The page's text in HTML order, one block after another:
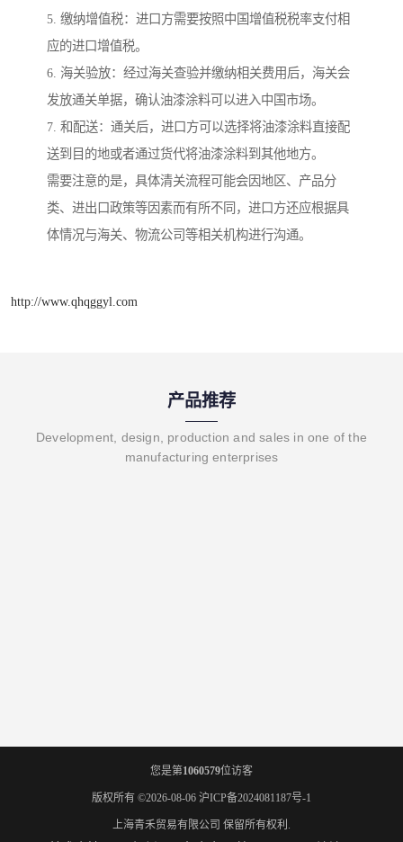
5. 缴纳增值税：进口方需要按照中国增值税税率支付相
应的进口增值税。
6. 海关验放：经过海关查验并缴纳相关费用后，海关会
发放通关单据，确认油漆涂料可以进入中国市场。
7. 和配送：通关后，进口方可以选择将油漆涂料直接配
送到目的地或者通过货代将油漆涂料到其他地方。
需要注意的是，具体清关流程可能会因地区、产品分
类、进出口政策等因素而有所不同，进口方还应根据具
体情况与海关、物流公司等相关机构进行沟通。
http://www.qhqggyl.com
产品推荐
Development, design, production and sales in one of the
manufacturing enterprises
您是第1060579位访客
版权所有 ©2026-08-06 沪ICP备2024081187号-1
上海青禾贸易有限公司 保留所有权利.